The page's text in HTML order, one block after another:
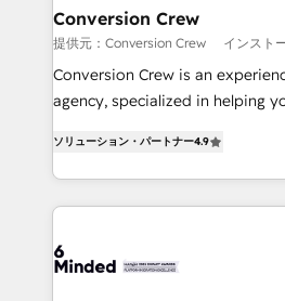
Reporting & Analytics · GTM
Marketing Enablement If you’re ready to elevate
HubSpot from “just your CRM”
infrastructure—let’s talk.
Conversion Crew
提供元：Conversion Crew インスト
Conversion Crew is an
agency, specialized in helping
Implementing HubSpot (CRM,
Service and Operations) -
looking websites in the
systems you use You need a clear method to reach
ソリューション・パートナー4.9